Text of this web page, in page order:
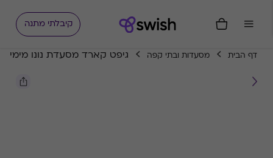
קיבלתי מתנה
דף הבית מסעדות ובתי קפה גיפט קארד מסעדת נונו מימי